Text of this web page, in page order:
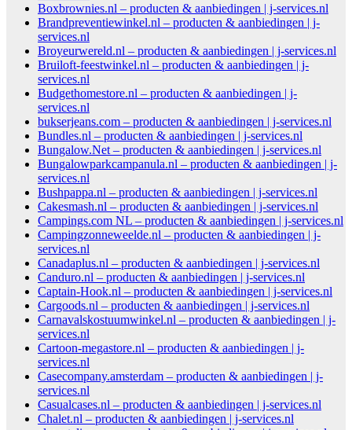
Boxbrownies.nl – producten & aanbiedingen | j-services.nl
Brandpreventiewinkel.nl – producten & aanbiedingen | j-
services.nl
Broyeurwereld.nl – producten & aanbiedingen | j-services.nl
Bruiloft-feestwinkel.nl – producten & aanbiedingen | j-
services.nl
Budgethomestore.nl – producten & aanbiedingen | j-
services.nl
bukserjeans.com – producten & aanbiedingen | j-services.nl
Bundles.nl – producten & aanbiedingen | j-services.nl
Bungalow.Net – producten & aanbiedingen | j-services.nl
Bungalowparkcampanula.nl – producten & aanbiedingen | j-
services.nl
Bushpappa.nl – producten & aanbiedingen | j-services.nl
Cakesmash.nl – producten & aanbiedingen | j-services.nl
Campings.com NL – producten & aanbiedingen | j-services.nl
Campingzonneweelde.nl – producten & aanbiedingen | j-
services.nl
Canadaplus.nl – producten & aanbiedingen | j-services.nl
Canduro.nl – producten & aanbiedingen | j-services.nl
Captain-Hook.nl – producten & aanbiedingen | j-services.nl
Cargoods.nl – producten & aanbiedingen | j-services.nl
Carnavalskostuumwinkel.nl – producten & aanbiedingen | j-
services.nl
Cartoon-megastore.nl – producten & aanbiedingen | j-
services.nl
Casecompany.amsterdam – producten & aanbiedingen | j-
services.nl
Casualcases.nl – producten & aanbiedingen | j-services.nl
Chalet.nl – producten & aanbiedingen | j-services.nl